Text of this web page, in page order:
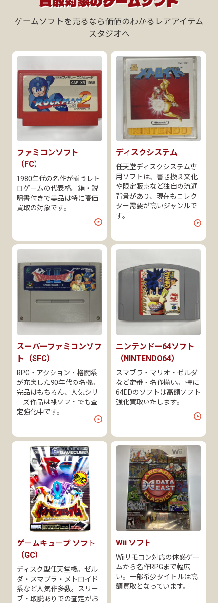
ゲームソフトを売るなら価値のわかるレアアイテム
スタジオへ
ファミコンソフト
（FC）
1980年代の名作が揃うレト
ロゲームの代表格。箱・説
明書付きで美品は特に高価
買取の対象です。
ディスクシステム
任天堂ディスクシステム専
用ソフトは、書き換え文化
や限定販売など独自の流通
背景があり、現在もコレク
ター需要が高いジャンルで
す。
スーパーファミコンソフ
ト（SFC）
RPG・アクション・格闘系
が充実した90年代の名機。
完品はもちろん、人気シリ
ーズ作品は裸ソフトでも査
定強化中です。
ニンテンドー64ソフト
（NINTENDO64）
スマブラ・マリオ・ゼルダ
など定番・名作揃い。 特に
64DDのソフトは高額ソフト
強化買取いたします。
ゲームキューブ ソフト
（GC）
ディスク型任天堂機。ゼル
ダ・スマブラ・メトロイド
系など人気作多数。スリー
ブ・取説ありでの査定がお
Wii ソフト
Wiiリモコン対応の体感ゲー
ムから名作RPGまで幅広
い。一部希少タイトルは高
額買取となっています。